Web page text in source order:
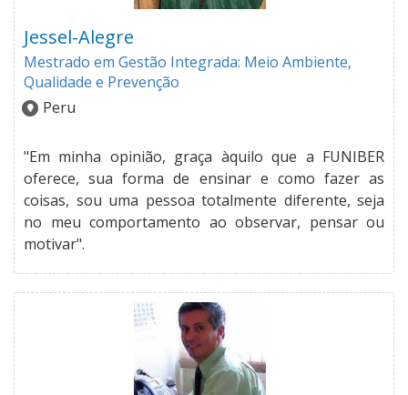
Jessel-Alegre
Mestrado em Gestão Integrada: Meio Ambiente,
Qualidade e Prevenção
Peru
"Em minha opinião, graça àquilo que a FUNIBER
oferece, sua forma de ensinar e como fazer as
coisas, sou uma pessoa totalmente diferente, seja
no meu comportamento ao observar, pensar ou
motivar".